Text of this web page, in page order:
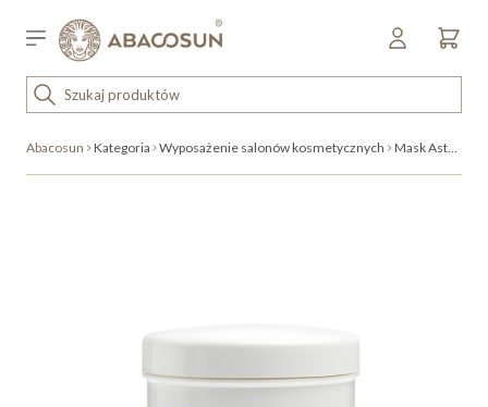
Sklep detaliczny
OUTLET
KOSMETYKI
Abacosun Kategoria Wyposażenie salonów kosmetycznych Mask Astrigente